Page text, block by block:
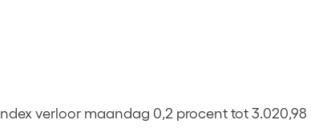
verloor maandag 0,2 procent tot 3.020,98